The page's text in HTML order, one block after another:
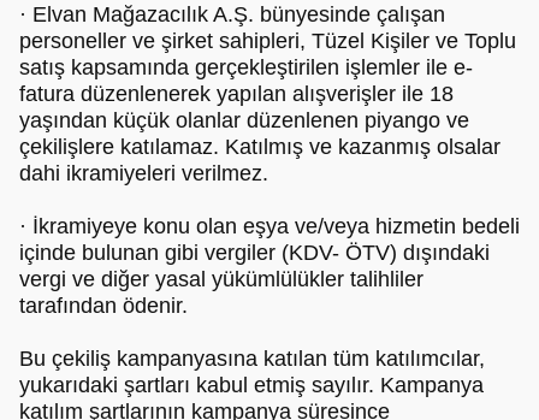
· Elvan Mağazacılık A.Ş. bünyesinde çalışan
personeller ve şirket sahipleri, Tüzel Kişiler ve Toplu
satış kapsamında gerçekleştirilen işlemler ile e-
fatura düzenlenerek yapılan alışverişler ile 18
yaşından küçük olanlar düzenlenen piyango ve
çekilişlere katılamaz. Katılmış ve kazanmış olsalar
dahi ikramiyeleri verilmez.
· İkramiyeye konu olan eşya ve/veya hizmetin bedeli
içinde bulunan gibi vergiler (KDV- ÖTV) dışındaki
vergi ve diğer yasal yükümlülükler talihliler
tarafından ödenir.
Bu çekiliş kampanyasına katılan tüm katılımcılar,
yukarıdaki şartları kabul etmiş sayılır. Kampanya
katılım şartlarının kampanya süresince